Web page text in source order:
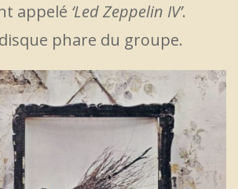
appelé ‘Led Zeppelin IV’.
phare du groupe.